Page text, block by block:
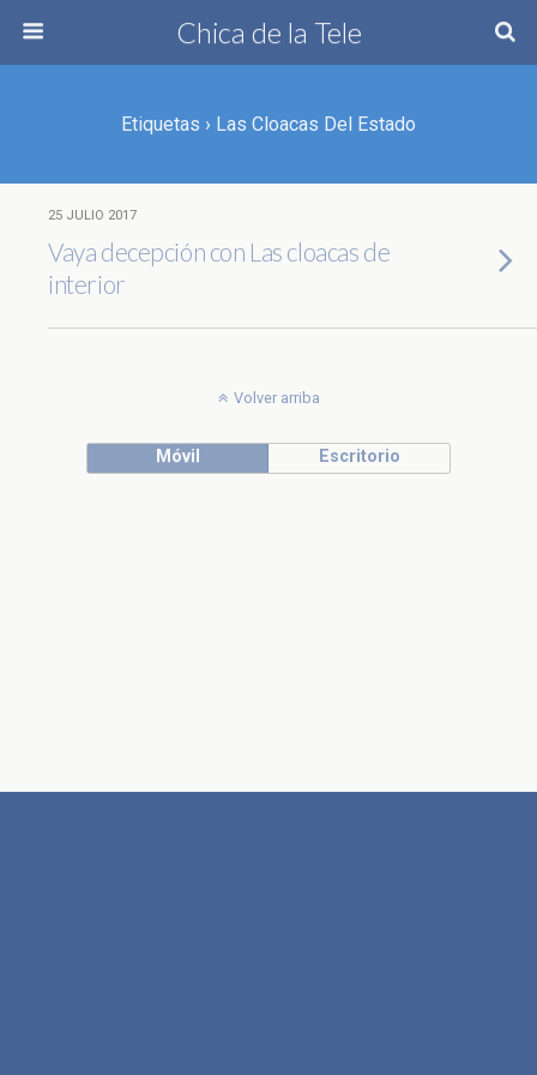
Chica de la Tele
Etiquetas › Las Cloacas Del Estado
25 JULIO 2017
Vaya decepción con Las cloacas de
interior
Volver arriba
Móvil Escritorio